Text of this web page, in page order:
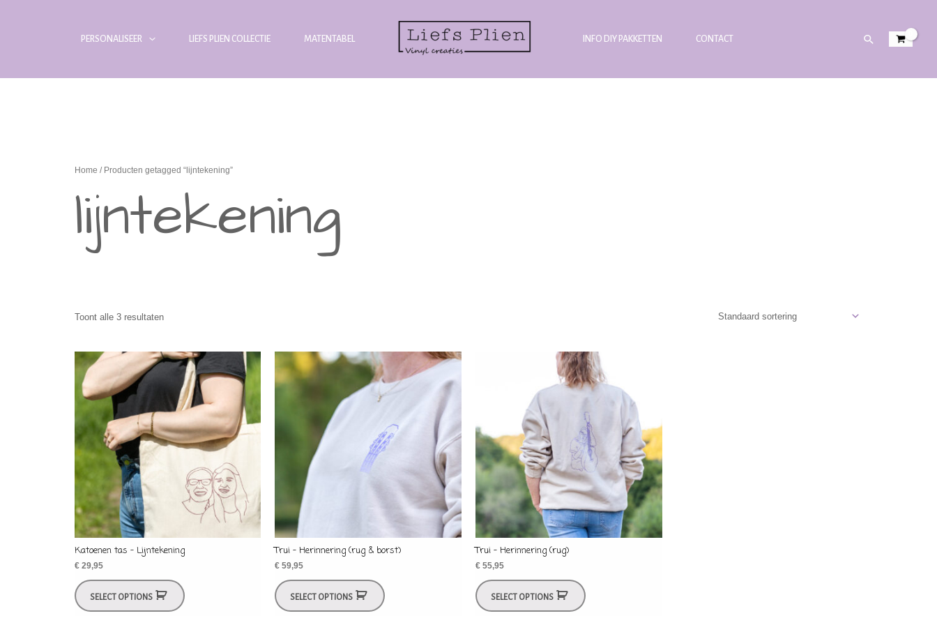
PERSONALISEER LIEFS PLIEN COLLECTIE MATENTABEL INFO DIY PAKKETTEN CONTACT
Home / Producten getagged “lijntekening”
lijntekening
Toont alle 3 resultaten
Katoenen tas – Lijntekening
€29,95
SELECT OPTIONS
Trui – Herinnering (rug & borst)
€ 59,95
SELECT OPTIONS
Trui – Herinnering (rug)
€55,95
SELECT OPTIONS